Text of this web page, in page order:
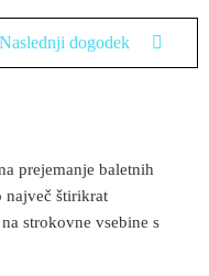
Naslednji dogodek
prejemanje baletnih
največ štirikrat
strokovne vsebine s